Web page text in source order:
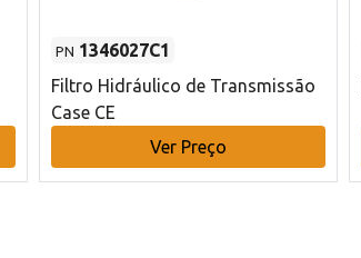
PN 1346027C1
Filtro Hidráulico de Transmissão
Case CE
Ver Preço